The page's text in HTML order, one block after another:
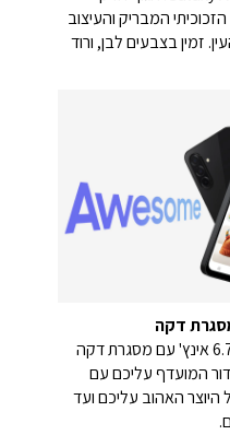
המבריק והעיצוב
זמין בצבעים לבן, ורוד
דקה
המסך Super AMOLED בגודל 6.7 אינץ' עם מסגרת דקה
המועדף עליכם עם
היוצר האהוב עליכם ועד